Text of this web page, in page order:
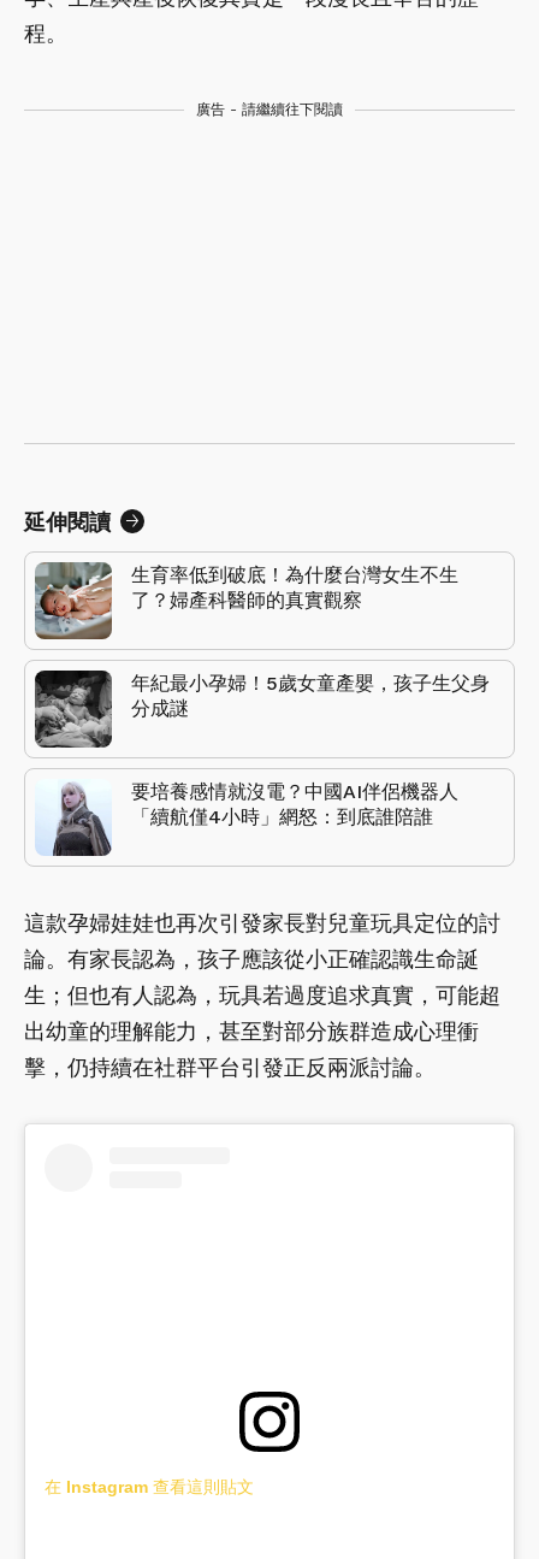
程。
廣告 - 請繼續往下閱讀
延伸閱讀
生育率低到破底！為什麼台灣女生不生
了？婦產科醫師的真實觀察
年紀最小孕婦！5歲女童產嬰，孩子生父身
分成謎
要培養感情就沒電？中國AI伴侶機器人
「續航僅4小時」網怒：到底誰陪誰
這款孕婦娃娃也再次引發家長對兒童玩具定位的討
論。有家長認為，孩子應該從小正確認識生命誕
生；但也有人認為，玩具若過度追求真實，可能超
出幼童的理解能力，甚至對部分族群造成心理衝
擊，仍持續在社群平台引發正反兩派討論。
在 Instagram 查看這則貼文